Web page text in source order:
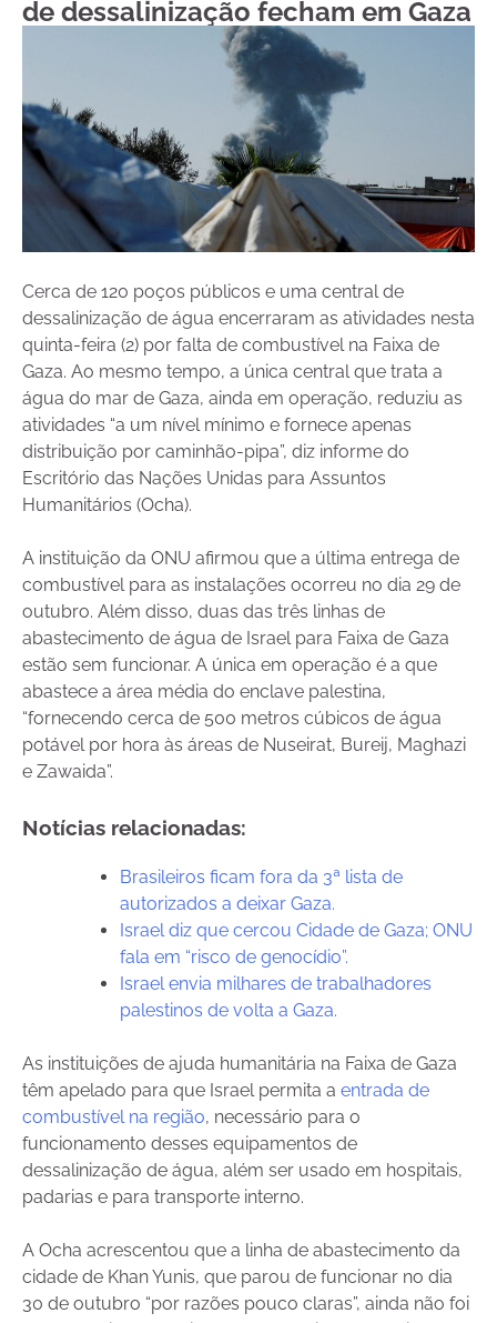
de dessalinização fecham em Gaza
Cerca de 120 poços públicos e uma central de
dessalinização de água encerraram as atividades nesta
quinta-feira (2) por falta de combustível na Faixa de
Gaza. Ao mesmo tempo, a única central que trata a
água do mar de Gaza, ainda em operação, reduziu as
atividades “a um nível mínimo e fornece apenas
distribuição por caminhão-pipa”, diz informe do
Escritório das Nações Unidas para Assuntos
Humanitários (Ocha).
A instituição da ONU afirmou que a última entrega de
combustível para as instalações ocorreu no dia 29 de
outubro. Além disso, duas das três linhas de
abastecimento de água de Israel para Faixa de Gaza
estão sem funcionar. A única em operação é a que
abastece a área média do enclave palestina,
“fornecendo cerca de 500 metros cúbicos de água
potável por hora às áreas de Nuseirat, Bureij, Maghazi
e Zawaida”.
Notícias relacionadas:
Brasileiros ficam fora da 3ª lista de
autorizados a deixar Gaza.
Israel diz que cercou Cidade de Gaza; ONU
fala em “risco de genocídio”.
Israel envia milhares de trabalhadores
palestinos de volta a Gaza.
As instituições de ajuda humanitária na Faixa de Gaza
têm apelado para que Israel permita a entrada de
combustível na região, necessário para o
funcionamento desses equipamentos de
dessalinização de água, além ser usado em hospitais,
padarias e para transporte interno.
A Ocha acrescentou que a linha de abastecimento da
cidade de Khan Yunis, que parou de funcionar no dia
30 de outubro “por razões pouco claras”, ainda não foi